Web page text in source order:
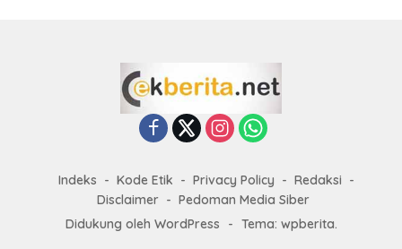
Indeks Kode Etik Privacy Policy
Redaksi
Disclaimer
Pedoman Media Siber
Didukung oleh WordPress
- Tema: wpberita.